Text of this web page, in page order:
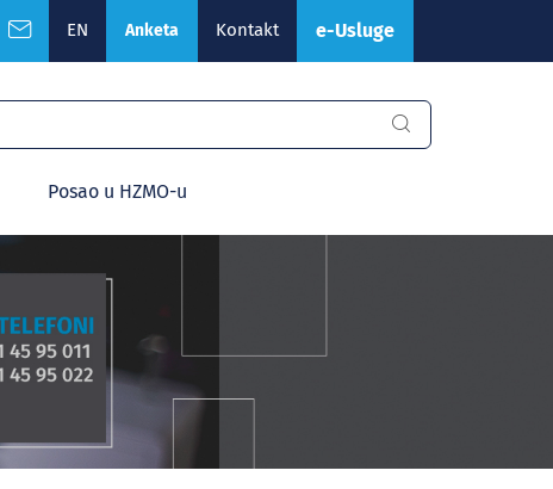
EN Anketa Kontakt e-Usluge
Posao u HZMO-u